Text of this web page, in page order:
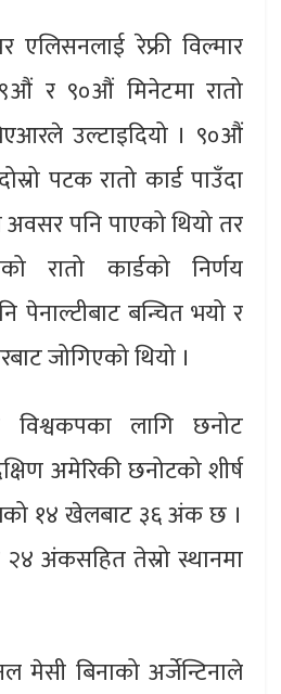
एलिसनलाई रेफ्री विल्मार
र ९०औं मिनेटमा रातो
उल्टाइदियो । ९०औं
पटक रातो कार्ड पाउँदा
पनि पाएको थियो तर
रातो कार्डको निर्णय
पेनाल्टीबाट बन्चित भयो र
जोगिएको थियो ।
लागि छनोट
अमेरिकी छनोटको शीर्ष
१४ खेलबाट ३६ अंक छ ।
अंकसहित तेस्रो स्थानमा
बिनाको अर्जेन्टिनाले